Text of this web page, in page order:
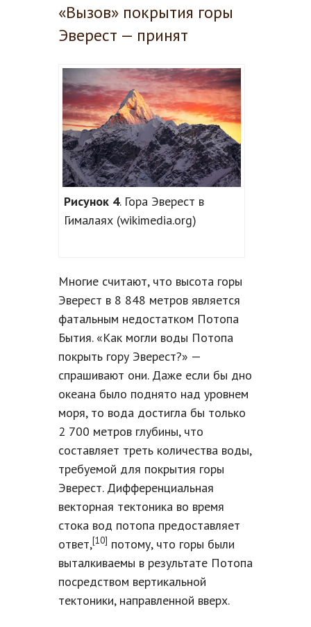
«Вызов» покрытия горы
Эверест — принят
Рисунок 4. Гора Эверест в
Гималаях (wikimedia.org)
Многие считают, что высота горы
Эверест в 8 848 метров является
фатальным недостатком Потопа
Бытия. «Как могли воды Потопа
покрыть гору Эверест?» —
спрашивают они. Даже если бы дно
океана было поднято над уровнем
моря, то вода достигла бы только
2 700 метров глубины, что
составляет треть количества воды,
требуемой для покрытия горы
Эверест. Дифференциальная
векторная тектоника во время
стока вод потопа предоставляет
ответ,[10] потому, что горы были
выталкиваемы в результате Потопа
посредством вертикальной
тектоники, направленной вверх.